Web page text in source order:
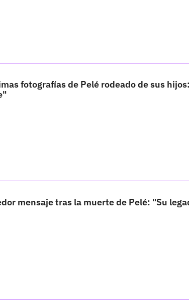
fotografías de Pelé rodeado de sus
mensaje tras la muerte de Pelé: "Su